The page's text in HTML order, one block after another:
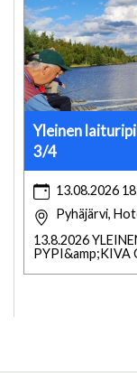
Yleinen
3/4
13.08.2026
Pyhäjärvi,
13.8.2026
PYPI&amp;KIVA